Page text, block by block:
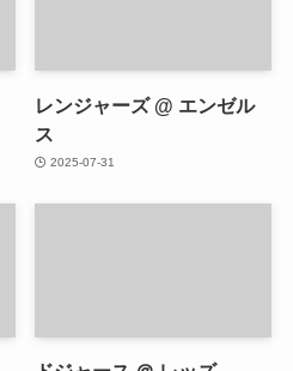
レンジャーズ @ エンゼル
ス
2025-07-31